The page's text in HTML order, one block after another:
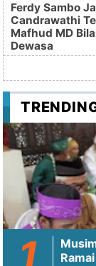
Ferdy Sambo
Candrawathi
Mafhud MD
Dewasa